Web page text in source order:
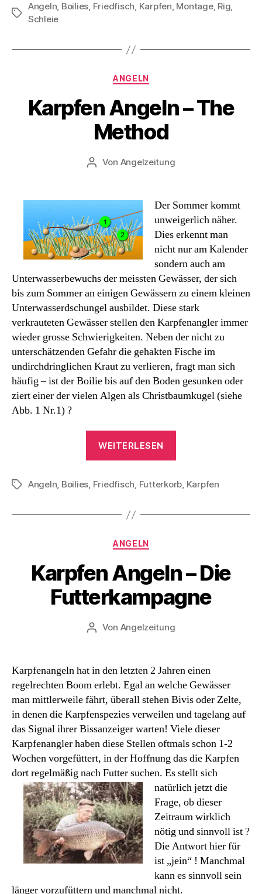
das
Schlagwörter
Angeln, Boilies, Friedfisch, Karpfen, Montage, Rig,
Schleie
Kategorien
ANGELN
Karpfen Angeln – The
Method
Beitragsautor
Von Angelzeitung
Der Sommer kommt
unweigerlich näher.
Dies erkennt man
nicht nur am Kalender
sondern auch am
Unterwasserbewuchs der meissten Gewässer, der sich
bis zum Sommer an einigen Gewässern zu einem kleinen
Unterwasserdschungel ausbildet. Diese stark
verkrauteten Gewässer stellen den Karpfenangler immer
wieder grosse Schwierigkeiten. Neben der nicht zu
unterschätzenden Gefahr die gehakten Fische im
undirchdringlichen Kraut zu verlieren, fragt man sich
häufig – ist der Boilie bis auf den Boden gesunken oder
ziert einer der vielen Algen als Christbaumkugel (siehe
Abb. 1 Nr.1) ?
WEITERLESEN
The
Schlagwörter
Angeln, Boilies, Friedfisch, Futterkorb, Karpfen
Kategorien
ANGELN
Karpfen Angeln – Die
Futterkampagne
Beitragsautor
Von Angelzeitung
Karpfenangeln hat in den letzten 2 Jahren einen
regelrechten Boom erlebt. Egal an welche Gewässer
man mittlerweile fährt, überall stehen Bivis oder Zelte,
in denen die Karpfenspezies verweilen und tagelang auf
das Signal ihrer Bissanzeiger warten! Viele dieser
Karpfenangler haben diese Stellen oftmals schon 1-2
Wochen vorgefüttert, in der Hoffnung das die Karpfen
dort regelmäßig nach Futter suchen. Es stellt sich
natürlich jetzt die
Frage, ob dieser
Zeitraum wirklich
nötig und sinnvoll ist ?
Die Antwort hier für
ist „jein“ ! Manchmal
kann es sinnvoll sein
länger vorzufüttern und manchmal nicht.